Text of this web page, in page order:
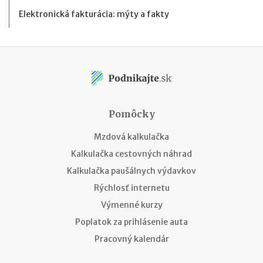
Elektronická fakturácia: mýty a fakty
Pomôcky
Mzdová kalkulačka
Kalkulačka cestovných náhrad
Kalkulačka paušálnych výdavkov
Rýchlosť internetu
Výmenné kurzy
Poplatok za prihlásenie auta
Pracovný kalendár